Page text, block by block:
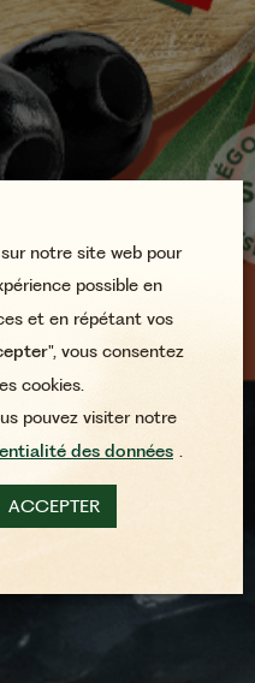
notre site web pour
possible en
et en répétant vos
", vous consentez
cookies.
pouvez visiter notre
des données .
ACCEPTER